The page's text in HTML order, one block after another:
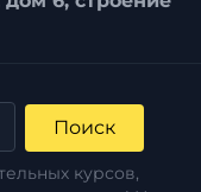
Поиск
курсов,